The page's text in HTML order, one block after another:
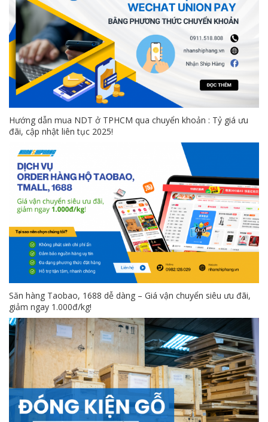
Hướng dẫn mua NDT ở TPHCM qua chuyển khoản : Tỷ giá ưu
đãi, cập nhật liên tục 2025!
Săn hàng Taobao, 1688 dễ dàng – Giá vận chuyển siêu ưu đãi,
giảm ngay 1.000đ/kg!